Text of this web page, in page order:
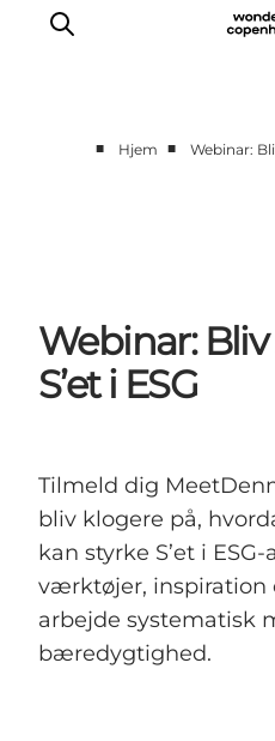
English
■ Hjem ■ Webinar:
Webinar:
S’et i ESG
Tilmeld dig
bliv klogere på,
kan styrke S’et i
værktøjer, inspiration
arbejde systematisk
bæredygtighed.